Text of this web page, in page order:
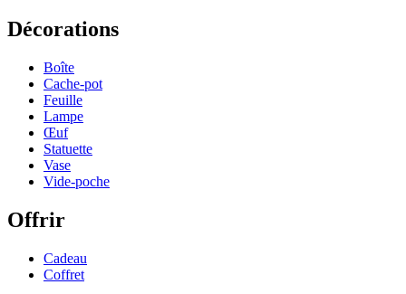
Décorations
Boîte
Cache-pot
Feuille
Lampe
Œuf
Statuette
Vase
Vide-poche
Offrir
Cadeau
Coffret